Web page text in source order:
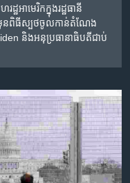
អាមេរិកក្នុងរដ្ឋធានី
មុនពិធីស្បថចូលកាន់តំណែង
និងអនុប្រធានាធិបតីជាប់